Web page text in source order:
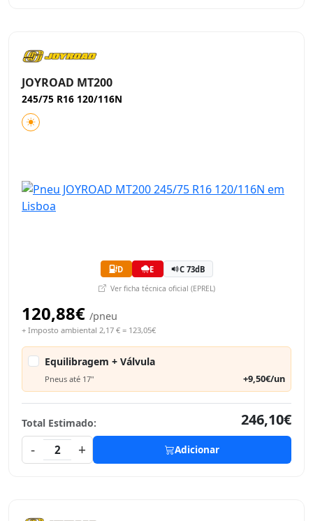
JOYROAD MT200
245/75 R16 120/116N
D E C 73dB
Ver ficha técnica oficial (EPREL)
120,88€ /pneu
+ Imposto ambiental 2,17 € = 123,05€
Equilibragem + Válvula
Pneus até 17" +9,50€/un
Total Estimado:
246,10€
-
2 + Adicionar